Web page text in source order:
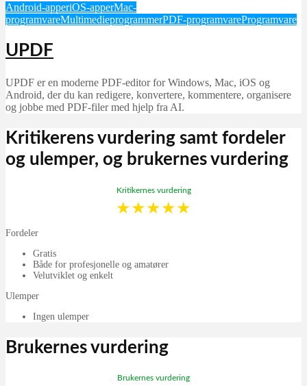
Android-apperiOS-apperMac-
programvareMultimedieprogrammerPDF-programvareProgramvare
UPDF
UPDF er en moderne PDF-editor for Windows, Mac, iOS og
Android, der du kan redigere, konvertere, kommentere, organisere
og jobbe med PDF-filer med hjelp fra AI.
Kritikerens vurdering samt fordeler
og ulemper, og brukernes vurdering
Kritikernes vurdering
★★★★★
Fordeler
Gratis
Både for profesjonelle og amatører
Velutviklet og enkelt
Ulemper
Ingen ulemper
Brukernes vurdering
Brukernes vurdering